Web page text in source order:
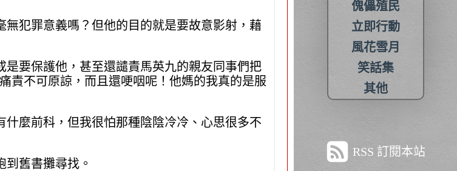
犯罪意義嗎？但他的目的就是要故意影射，藉
要保護他，甚至還譴責馬英九的親友同事們把
責不可原諒，而且還哽咽呢！他媽的我真的是服
麼前科，但我很怕那種陰陰冷冷、心思很多不
舊書攤尋找。
傀儡殖民
立即行動
風花雪月
笑話集
其他
RSS 訂閱本站